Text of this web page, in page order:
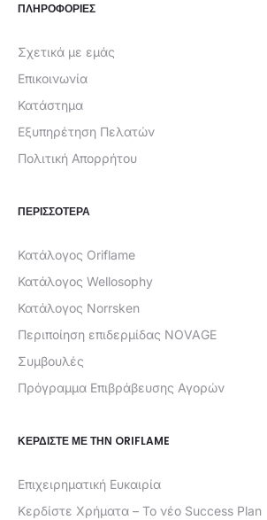
ΠΛΗΡΟΦΟΡΙΕΣ
Σχετικά με εμάς
Επικοινωνία
Κατάστημα
Εξυπηρέτηση Πελατών
Πολιτική Απορρήτου
ΠΕΡΙΣΣΟΤΕΡΑ
Κατάλογος Oriflame
Κατάλογος Wellosophy
Κατάλογος Norrsken
Περιποίηση επιδερμίδας NOVAGE
Συμβουλές
Πρόγραμμα Επιβράβευσης Αγορών
ΚΕΡΔΊΣΤΕ ΜΕ ΤΗΝ ORIFLAME
Επιχειρηματική Ευκαιρία
Κερδίστε Χρήματα – Το νέο Success Plan